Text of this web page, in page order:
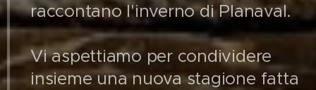
raccontano l'inverno di Planaval.
Vi aspettiamo per condividere
insieme una nuova stagione fatta